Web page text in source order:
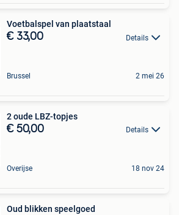
Voetbalspel van plaatstaal
€ 33,00 Details
Brussel 2 mei 26
2 oude LBZ-topjes
€ 50,00 Details
Overijse 18 nov 24
Oud blikken speelgoed